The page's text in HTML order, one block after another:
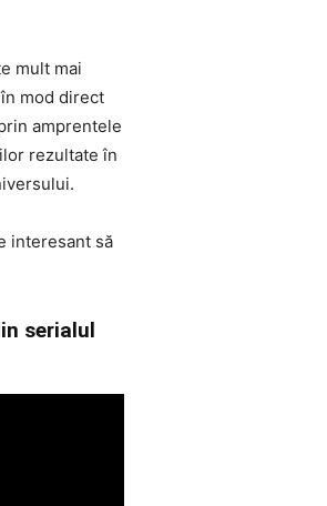
mult mai
mod direct
amprentele
rezultate în
interesant să
serialul